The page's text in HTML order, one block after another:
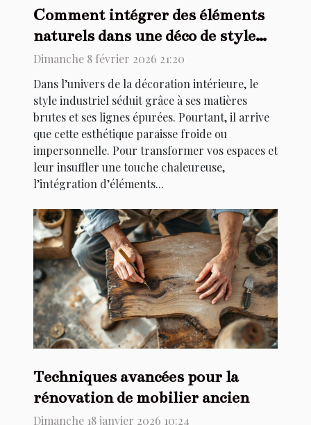
Comment intégrer des éléments
naturels dans une déco de style
industriel ?
Dimanche 8 février 2026 21:20
Dans l’univers de la décoration intérieure, le
style industriel séduit grâce à ses matières
brutes et ses lignes épurées. Pourtant, il arrive
que cette esthétique paraisse froide ou
impersonnelle. Pour transformer vos espaces et
leur insuffler une touche chaleureuse,
l’intégration d’éléments...
Techniques avancées pour la
rénovation de mobilier ancien
Dimanche 18 janvier 2026 10:24